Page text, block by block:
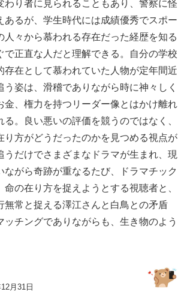
わり者に見られることもあり、警察に怪
あるが、学生時代には成績優秀でスポー
人々から慕われる存在だった経歴を知る
で正直な人だと理解できる。自分の学校
存在として慕われていた人物が定年間近
う姿は、滑稽でありながら時に神々しく
金、権力を持つリーダー像とはかけ離れ
る。良い悪いの評価を競うのではなく、
り方がどうだったのかを見つめる視点が
うだけでさまざまなドラマが生まれ、現
ながら奇跡が重なるたび、ドラマチック
命の在り方を捉えようとする視聴者と、
無常と捉える澤江さんと白鳥との矛盾
ッチングでありながらも、生き物のよう
月31日